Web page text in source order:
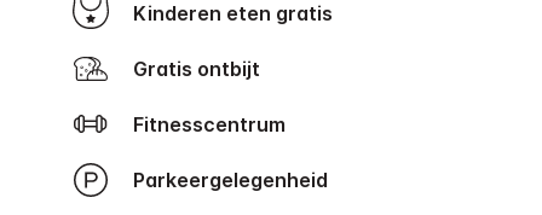
Kinderen eten gratis
Gratis ontbijt
Fitnesscentrum
Parkeergelegenheid